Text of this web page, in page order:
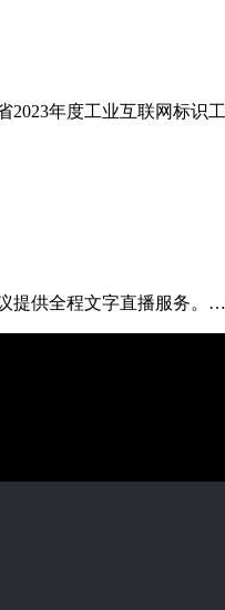
年度工业互联网标识
提供全程文字直播服务。…